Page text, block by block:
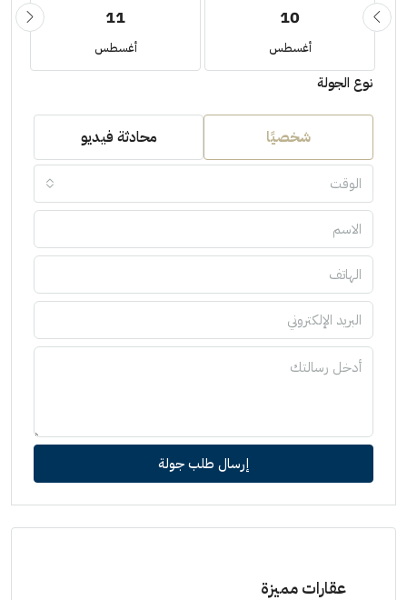
10
أغسطس
11
أغسطس
نوع الجولة
شخصيًا محادثة فيديو
الوقت
إرسال طلب جولة
عقارات مميزة